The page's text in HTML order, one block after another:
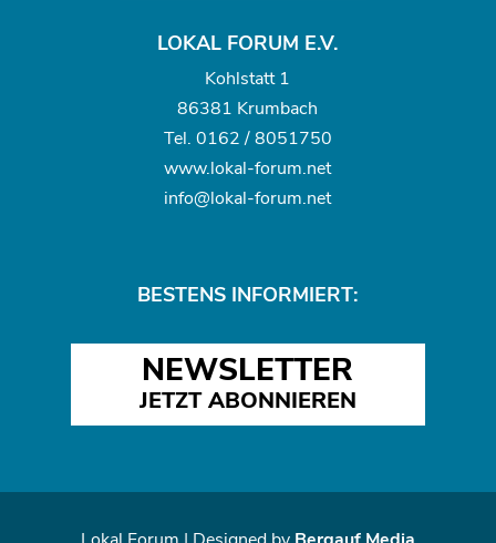
LOKAL FORUM E.V.
Kohlstatt 1
86381 Krumbach
Tel. 0162 / 8051750
www.lokal-forum.net
info@lokal-forum.net
BESTENS INFORMIERT:
NEWSLETTER
JETZT ABONNIEREN